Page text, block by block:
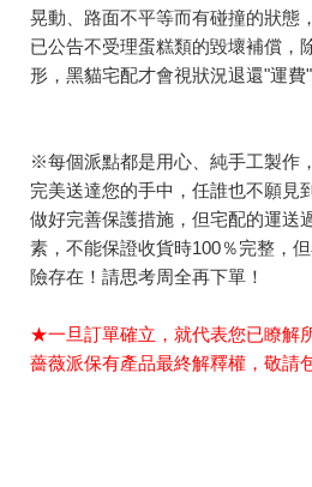
晃動、路面不平等而有碰撞的狀態
已公告不受理蛋糕類的毀壞補償，
形，黑貓宅配才會視狀況退還"運費"
※每個派點都是用心、純手工製作
完美送達您的手中，任誰也不願見
做好完善保護措施，但宅配的運送
素，不能保證收貨時100％完整，
險存在！請思考周全再下單！
★一旦訂單確立，就代表您已瞭解
薔薇派保有產品最終解釋權，敬請